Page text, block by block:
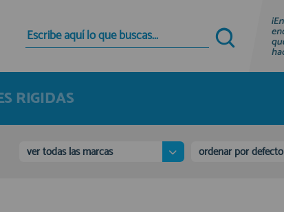
Quiero registrarme
Nuevo cliente
Al crear una cuenta en francobordo.com podrás
tienda virtual, revisar el estado de tus pedidos y
consultar tus operaciones anteriores.
RIGIDAS
ver todas las marcas ordenar por defecto